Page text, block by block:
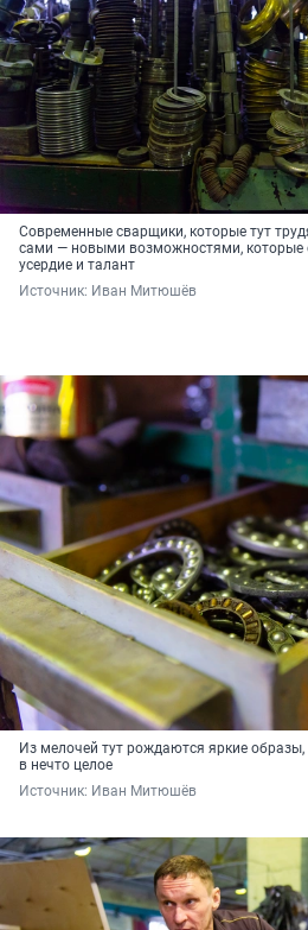
Современные сварщики, которые тут
сами — новыми возможностями, которые
усердие и талант
Источник: Иван Митюшёв
Из мелочей тут рождаются яркие
в нечто целое
Источник: Иван Митюшёв